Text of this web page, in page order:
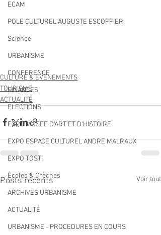
ECAM
POLE CULTUREL AUGUSTE ESCOFFIER
Science
URBANISME
CONFERENCE
FINANCES
ELECTIONS
EXPO MUSEE D'ART ET D'HISTOIRE
EXPO ESPACE CULTUREL ANDRE MALRAUX
EXPO TOSTI
Écoles & Crèches
ARCHIVES URBANISME
ACTUALITÉ
URBANISME - PROCEDURES EN COURS
CULTURE & EVENEMENTS
TOURISME
ACTUALITÉ
Posts récents Voir tout